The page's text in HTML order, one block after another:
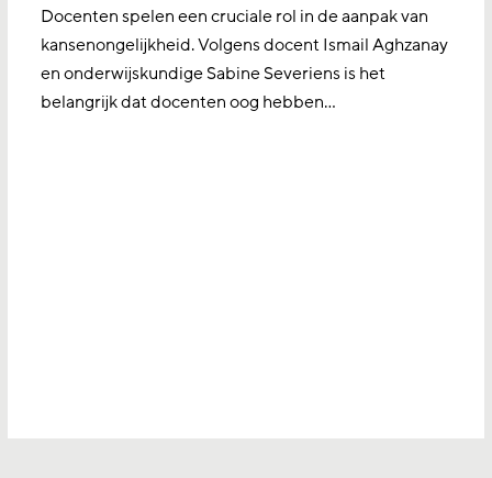
Docenten spelen een cruciale rol in de aanpak van
kansenongelijkheid. Volgens docent Ismail Aghzanay
en onderwijskundige Sabine Severiens is het
belangrijk dat docenten oog hebben…